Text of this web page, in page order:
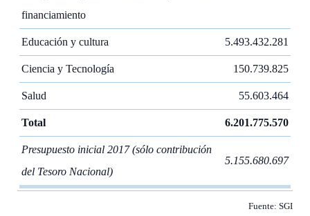
financiamiento
Educación y cultura 5.493.432.281
Ciencia y Tecnología 150.739.825
Salud 55.603.464
Total 6.201.775.570
Presupuesto inicial 2017 (sólo contribución
del Tesoro Nacional)
5.155.680.697
Fuente: SGI